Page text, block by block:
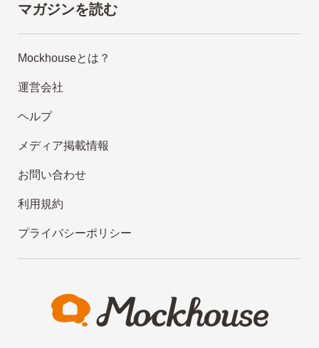
マガジンを読む
Mockhouseとは？
運営会社
ヘルプ
メディア掲載情報
お問い合わせ
利用規約
プライバシーポリシー